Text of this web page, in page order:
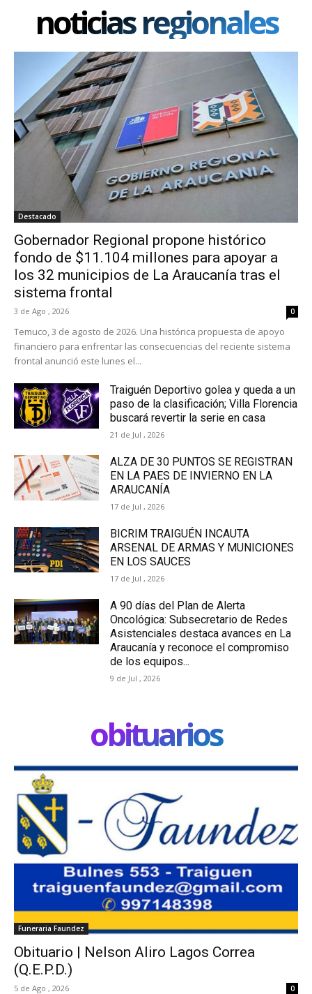
noticias regionales
Destacado
Gobernador Regional propone histórico
fondo de $11.104 millones para apoyar a
los 32 municipios de La Araucanía tras el
sistema frontal
3 de Ago , 2026 0
Temuco, 3 de agosto de 2026. Una histórica propuesta de apoyo
financiero para enfrentar las consecuencias del reciente sistema
frontal anunció este lunes el...
Traiguén Deportivo golea y queda a un
paso de la clasificación; Villa Florencia
buscará revertir la serie en casa
21 de Jul , 2026
ALZA DE 30 PUNTOS SE REGISTRAN
EN LA PAES DE INVIERNO EN LA
ARAUCANÍA
17 de Jul , 2026
BICRIM TRAIGUÉN INCAUTA
ARSENAL DE ARMAS Y MUNICIONES
EN LOS SAUCES
17 de Jul , 2026
A 90 días del Plan de Alerta
Oncológica: Subsecretario de Redes
Asistenciales destaca avances en La
Araucanía y reconoce el compromiso
de los equipos...
9 de Jul , 2026
obituarios
Funeraria Faundez
Obituario | Nelson Aliro Lagos Correa
(Q.E.P.D.)
5 de Ago , 2026 0